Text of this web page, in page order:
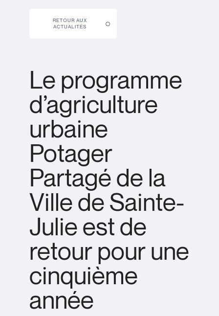
RETOUR AUX
ACTUALITÉS
Le programme
d’agriculture
urbaine
Potager
Partagé de la
Ville de Sainte-
Julie est de
retour pour une
cinquième
année